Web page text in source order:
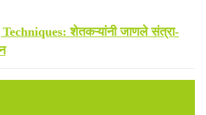
शेतकऱ्यांनी जाणले संत्रा-